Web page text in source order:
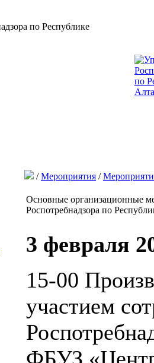
/Мероприятия /
Основные организационные
Роспотребнадзора по
3 февраля
15-00
участием